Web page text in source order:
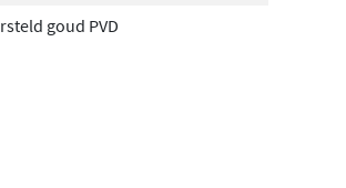
goud PVD